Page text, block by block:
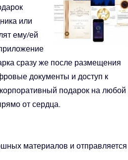
или
ему/ей
сразу же после размещения
документы и доступ к
подарок на любой
от сердца.
материалов и отправляется